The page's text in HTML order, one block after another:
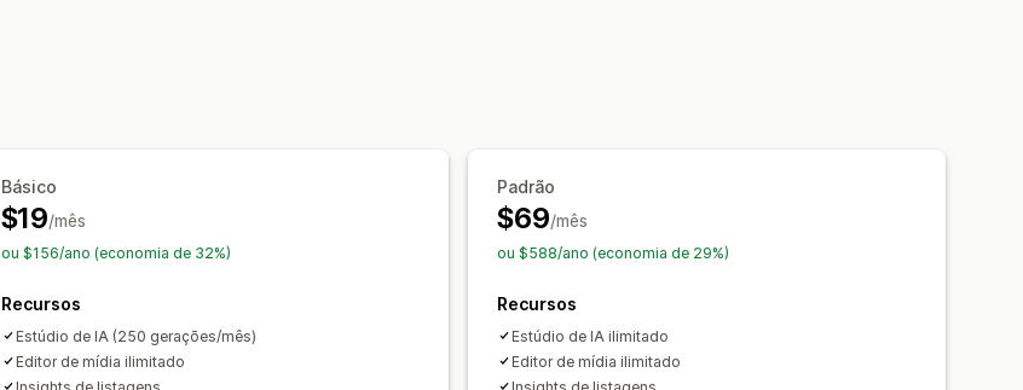
Básico
$19/mês
ou $156/ano (economia de 32%)
Recursos
Estúdio de IA (250 gerações/mês)
Editor de mídia ilimitado
Padrão
$69/mês
ou $588/ano (economia de 29%)
Recursos
Estúdio de IA ilimitado
Editor de mídia ilimitado